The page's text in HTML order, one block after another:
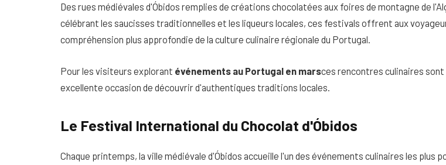
Des rues médiévales d'Óbidos remplies de créations chocolatées aux foires de montagne de
célébrant les saucisses traditionnelles et les liqueurs locales, ces festivals offrent aux
compréhension plus approfondie de la culture culinaire régionale du Portugal.
Pour les visiteurs explorant événements au Portugal en marsces rencontres culinaires sont
excellente occasion de découvrir d'authentiques traditions locales.
Le Festival International du Chocolat d'Óbidos
Chaque printemps, la ville médiévale d'Óbidos accueille l'un des événements culinaires les plus